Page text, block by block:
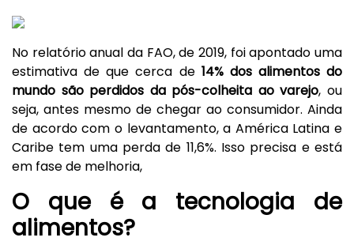
No relatório anual da FAO, de 2019, foi apontado uma
estimativa de que cerca de14% dos alimentos do
mundo são perdidos da pós-colheita ao varejo, ou
seja, antes mesmo de chegar ao consumidor. Ainda
de acordo com o levantamento, a América Latina e
Caribe tem uma perda de 11,6%. Isso precisa e está
em fase de melhoria,
O que é a tecnologia de
alimentos?